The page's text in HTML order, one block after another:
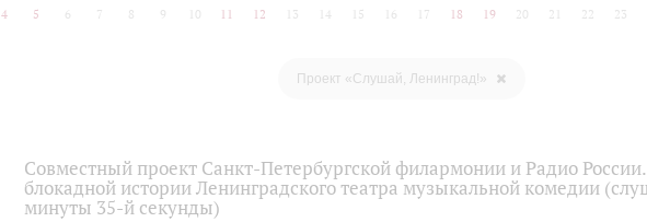
4 5 6 7 8 9 10 11 12 13 14 15 16 17 18 19 20 21 22 23
Проект «Слушай, Ленинград!»
Совместный проект Санкт-Петербургской филармонии и Радио
блокадной истории Ленинградского театра музыкальной комедии
минуты 35-й секунды)